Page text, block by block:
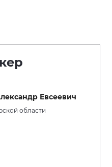
Евсеевич
области